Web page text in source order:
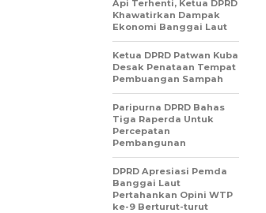
Api Terhenti, Ketua DPRD
Khawatirkan Dampak
Ekonomi Banggai Laut
Ketua DPRD Patwan Kuba
Desak Penataan Tempat
Pembuangan Sampah
Paripurna DPRD Bahas
Tiga Raperda Untuk
Percepatan
Pembangunan
DPRD Apresiasi Pemda
Banggai Laut
Pertahankan Opini WTP
ke-9 Berturut-turut